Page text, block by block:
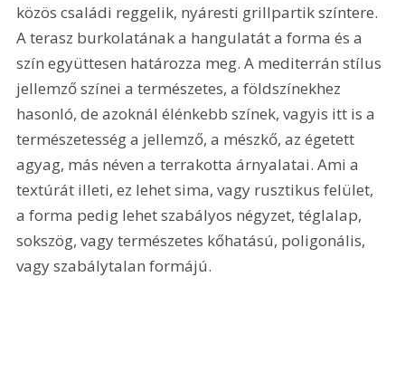
közös családi reggelik, nyáresti grillpartik színtere.
A terasz burkolatának a hangulatát a forma és a
szín együttesen határozza meg. A mediterrán stílus
jellemző színei a természetes, a földszínekhez
hasonló, de azoknál élénkebb színek, vagyis itt is a
természetesség a jellemző, a mészkő, az égetett
agyag, más néven a terrakotta árnyalatai. Ami a
textúrát illeti, ez lehet sima, vagy rusztikus felület,
a forma pedig lehet szabályos négyzet, téglalap,
sokszög, vagy természetes kőhatású, poligonális,
vagy szabálytalan formájú.